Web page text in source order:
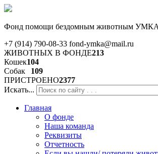
Фонд помощи бездомным животным УМКА
+7 (914) 790-08-33 fond-ymka@mail.ru
ЖИВОТНЫХ В ФОНДЕ213
Кошек104
Собак
109
ПРИСТРОЕНО2377
Искать...
Главная
О фонде
Наша команда
Реквизиты
Отчетность